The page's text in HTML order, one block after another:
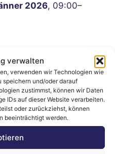
verwalten
verwenden wir Technologien wie
speichern und/oder darauf
zustimmst, können wir Daten
IDs auf dieser Website verarbeiten.
oder zurückziehst, können
beeinträchtigt werden.
2026, 09:00–
Professionelle
Auktionen
Bei uns läuft’s fair &